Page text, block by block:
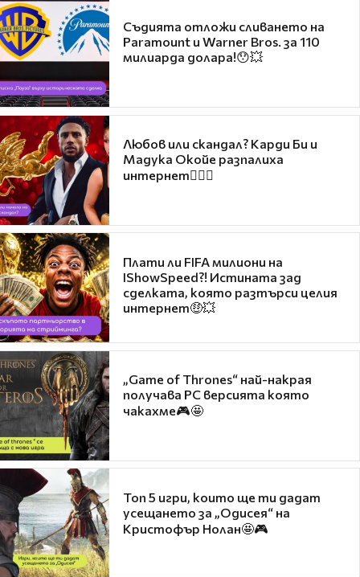
Съдията отложи сливането на
Paramount и Warner Bros. за 110
милиарда долара!😯💥
Любов или скандал? Карди Би и
Мадука Окойе разпалиха
интернет❤️‍🔥🔥
Плати ли FIFA милиони на
IShowSpeed?! Истината зад
сделката, която разтърси целия
интернет🤑💥
„Game of Thrones“ най-накрая
получава PC версията която
чакахме🎮🤩
Топ 5 игри, които ще ти дадат
усещането за „Одисея“ на
Кристофър Нолан🤩🎮